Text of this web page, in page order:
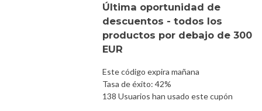
Última oportunidad de
descuentos - todos los
productos por debajo de 300
EUR
Este código expira mañana
Tasa de éxito: 42%
138 Usuarios han usado este cupón